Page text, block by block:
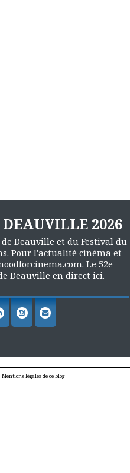
2026
Deauville et du Festival du
Pour l'actualité cinéma et
Le 52e
Deauville en direct ici.
Mentions légales de ce blog